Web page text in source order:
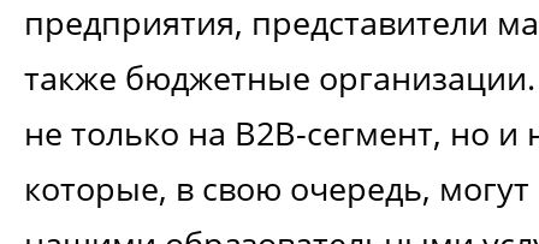
предприятия, представители
также бюджетные
не только на B2B-сегмент, но
которые, в свою очередь, могут